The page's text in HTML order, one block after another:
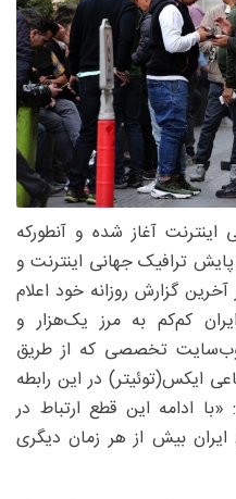
آغاز شده و آنطورکه
ترافیک جهانی اینترنت و
گزارش روزانه خود اعلام
کم‌کم به مرز یک‌هزار و
وب‌سایت تخصصی که از طریق
ایکس(توئیتر) در این رابطه
ادامه این قطع ارتباط در
بیش از هر زمان دیگری